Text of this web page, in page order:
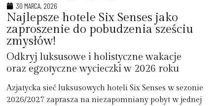
30 MARCA, 2026
Najlepsze hotele Six Senses jako
zaproszenie do pobudzenia sześciu
zmysłów!
Odkryj luksusowe i holistyczne wakacje
oraz egzotyczne wycieczki w 2026 roku
Azjatycka sieć luksusowych hoteli Six Senses w sezonie
2026/2027 zaprasza na niezapomniany pobyt w jednej